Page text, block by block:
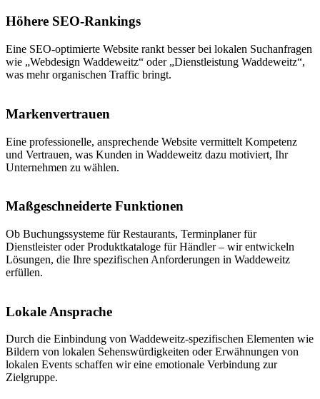
Höhere SEO-Rankings
Eine SEO-optimierte Website rankt besser bei lokalen Suchanfragen
wie „Webdesign Waddeweitz“ oder „Dienstleistung Waddeweitz“,
was mehr organischen Traffic bringt.
Markenvertrauen
Eine professionelle, ansprechende Website vermittelt Kompetenz
und Vertrauen, was Kunden in Waddeweitz dazu motiviert, Ihr
Unternehmen zu wählen.
Maßgeschneiderte Funktionen
Ob Buchungssysteme für Restaurants, Terminplaner für
Dienstleister oder Produktkataloge für Händler – wir entwickeln
Lösungen, die Ihre spezifischen Anforderungen in Waddeweitz
erfüllen.
Lokale Ansprache
Durch die Einbindung von Waddeweitz-spezifischen Elementen wie
Bildern von lokalen Sehenswürdigkeiten oder Erwähnungen von
lokalen Events schaffen wir eine emotionale Verbindung zur
Zielgruppe.